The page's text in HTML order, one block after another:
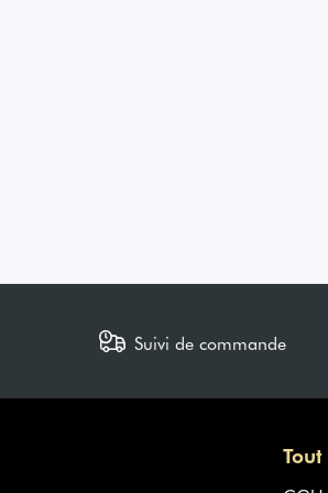
Suivi de commande